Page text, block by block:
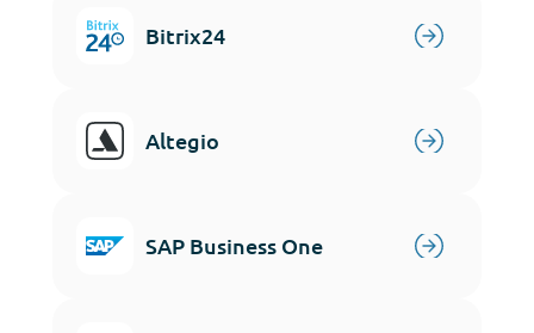
Bitrix24
Altegio
SAP Business One